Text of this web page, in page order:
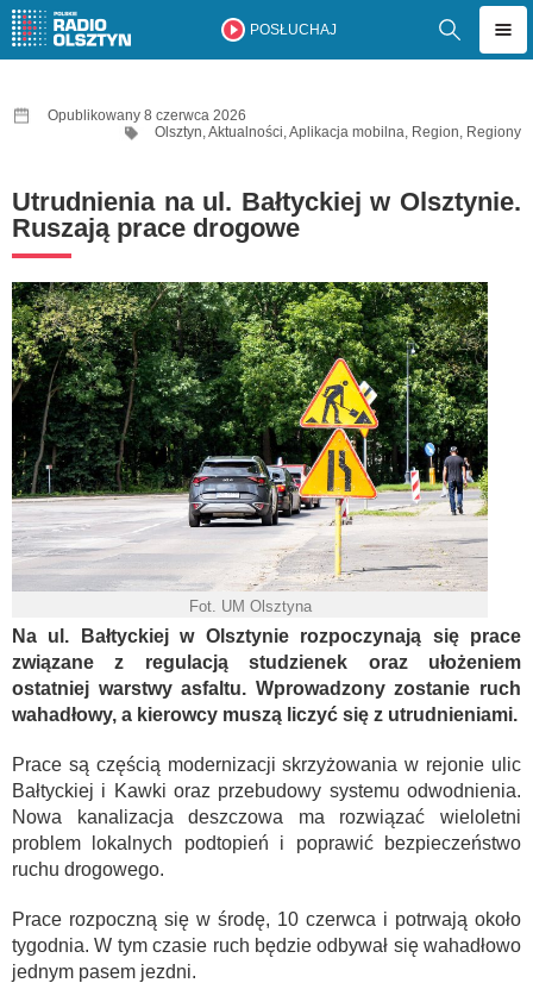
POSŁUCHAJ
Opublikowany 8 czerwca 2026
Olsztyn,Aktualności,Aplikacja mobilna, Region, Regiony
Utrudnienia na ul. Bałtyckiej w Olsztynie.
Ruszają prace drogowe
Fot. UM Olsztyna
Na ul. Bałtyckiej w Olsztynie rozpoczynają się prace
związane z regulacją studzienek oraz ułożeniem
ostatniej warstwy asfaltu. Wprowadzony zostanie ruch
wahadłowy, a kierowcy muszą liczyć się z utrudnieniami.
Prace są częścią modernizacji skrzyżowania w rejonie ulic
Bałtyckiej i Kawki oraz przebudowy systemu odwodnienia.
Nowa kanalizacja deszczowa ma rozwiązać wieloletni
problem lokalnych podtopień i poprawić bezpieczeństwo
ruchu drogowego.
Prace rozpoczną się w środę, 10 czerwca i potrwają około
tygodnia. W tym czasie ruch będzie odbywał się wahadłowo
jednym pasem jezdni.